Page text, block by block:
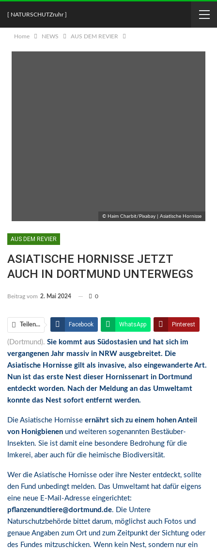
[ NATURSCHUTZruhr ]
Home NEWS AUS DEM REVIER
© Haim Charbit/Pixabay | Asiatische Hornisse
AUS DEM REVIER
ASIATISCHE HORNISSE JETZT
AUCH IN DORTMUND UNTERWEGS
Beitrag vom 2. Mai 2024 0
Teilen... Facebook WhatsApp Pinterest
Email Linkedin Telegram
Facebook Messenger
(Dortmund). Sie kommt aus Südostasien und hat sich im
vergangenen Jahr massiv in NRW ausgebreitet. Die
Asiatische Hornisse gilt als invasive, also eingewanderte Art.
Nun ist das erste Nest dieser Hornissenart in Dortmund
entdeckt worden. Nach der Meldung an das Umweltamt
konnte das Nest sofort entfernt werden.
Die Asiatische Hornisse ernährt sich zu einem hohen Anteil
von Honigbienen und weiteren sogenannten Bestäuber-
Insekten. Sie ist damit eine besondere Bedrohung für die
Imkerei, aber auch für die heimische Biodiversität.
Wer die Asiatische Hornisse oder ihre Nester entdeckt, sollte
den Fund unbedingt melden. Das Umweltamt hat dafür eigens
eine neue E-Mail-Adresse eingerichtet:
pflanzenundtiere@dortmund.de. Die Untere
Naturschutzbehörde bittet darum, möglichst auch Fotos und
genaue Angaben zum Ort und zum Zeitpunkt der Sichtung oder
des Fundes mitzuschicken. Wenn kein Nest, sondern nur ein